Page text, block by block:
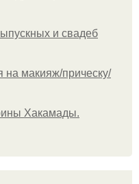
и свадеб
макияж/прическу/
Хакамады.